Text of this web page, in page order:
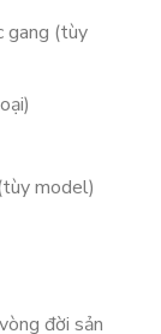
gang (tùy
model)
đời sản